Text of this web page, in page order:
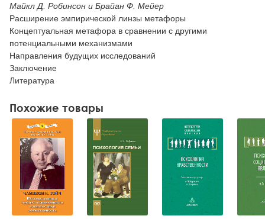
Майкл Д. Робинсон и Брайан Ф. Мейер
Расширение эмпирической линзы метафоры
Концептуальная метафора в сравнении с другими
потенциальными механизмами
Направления будущих исследований
Заключение
Литература
Похожие товары